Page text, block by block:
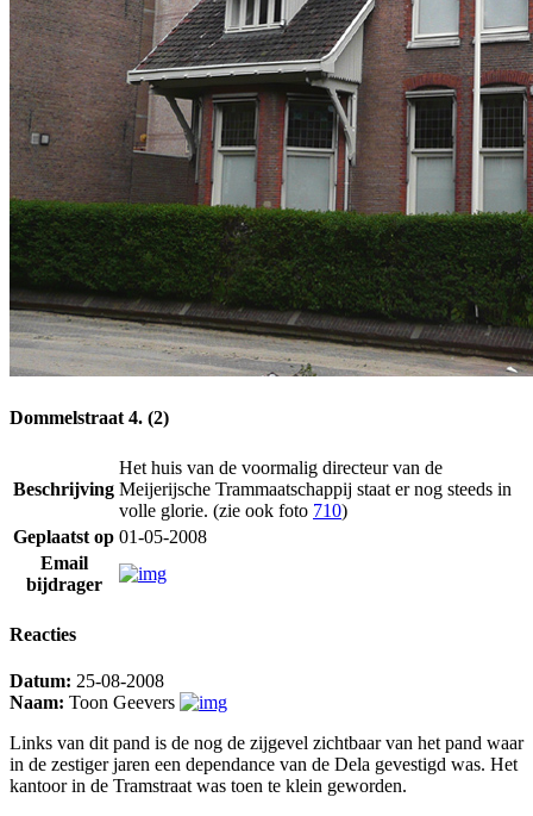
Dommelstraat 4. (2)
Beschrijving
Het huis van de voormalig directeur van de
Meijerijsche Trammaatschappij staat er nog steeds in
volle glorie. (zie ook foto 710)
Geplaatst op 01-05-2008
Email
bijdrager
Reacties
Datum: 25-08-2008
Naam: Toon Geevers
Links van dit pand is de nog de zijgevel zichtbaar van het pand waar
in de zestiger jaren een dependance van de Dela gevestigd was. Het
kantoor in de Tramstraat was toen te klein geworden.